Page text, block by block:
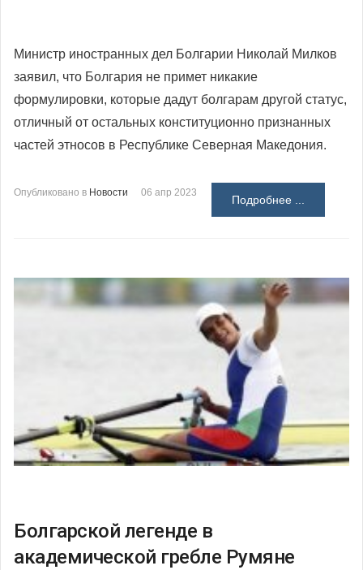
Министр иностранных дел Болгарии Николай Милков
заявил, что Болгария не примет никакие
формулировки, которые дадут болгарам другой статус,
отличный от остальных конституционно признанных
частей этносов в Республике Северная Македония.
Опубликовано в Новости 06 апр 2023
Подробнее ...
Болгарской легенде в
академической гребле Румяне